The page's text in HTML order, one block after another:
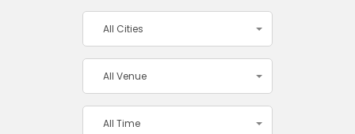
All Cities
All Venue
All Time